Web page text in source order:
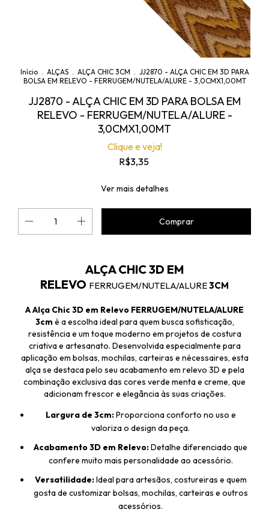
Início . ALÇAS . ALÇA CHIC 3CM . JJ2870 - ALÇA CHIC EM 3D PARA
BOLSA EM RELEVO - FERRUGEM/NUTELA/ALURE - 3,0CMX1,00MT
JJ2870 - ALÇA CHIC EM 3D PARA BOLSA EM
RELEVO - FERRUGEM/NUTELA/ALURE -
3,0CMX1,00MT
Clique e veja!
R$3,35
Ver mais detalhes
ALÇA CHIC 3D EM
RELEVO FERRUGEM/NUTELA/ALURE3CM
A Alça Chic 3D em Relevo FERRUGEM/NUTELA/ALURE
3cm é a escolha ideal para quem busca sofisticação,
resistência e um toque moderno em projetos de costura
criativa e artesanato. Desenvolvida especialmente para
aplicação em bolsas, mochilas, carteiras e nécessaires, esta
alça se destaca pelo seu acabamento em relevo 3D e pela
combinação exclusiva das cores verde menta e creme, que
adicionam frescor e elegância às suas criações.
Largura de 3cm:Proporciona conforto no uso e
valoriza o design da peça.
Acabamento 3D em Relevo:Detalhe diferenciado que
confere muito mais personalidade ao acessório.
Versatilidade:Ideal para artesãos, costureiras e quem
gosta de customizar bolsas, mochilas, carteiras e outros
acessórios.